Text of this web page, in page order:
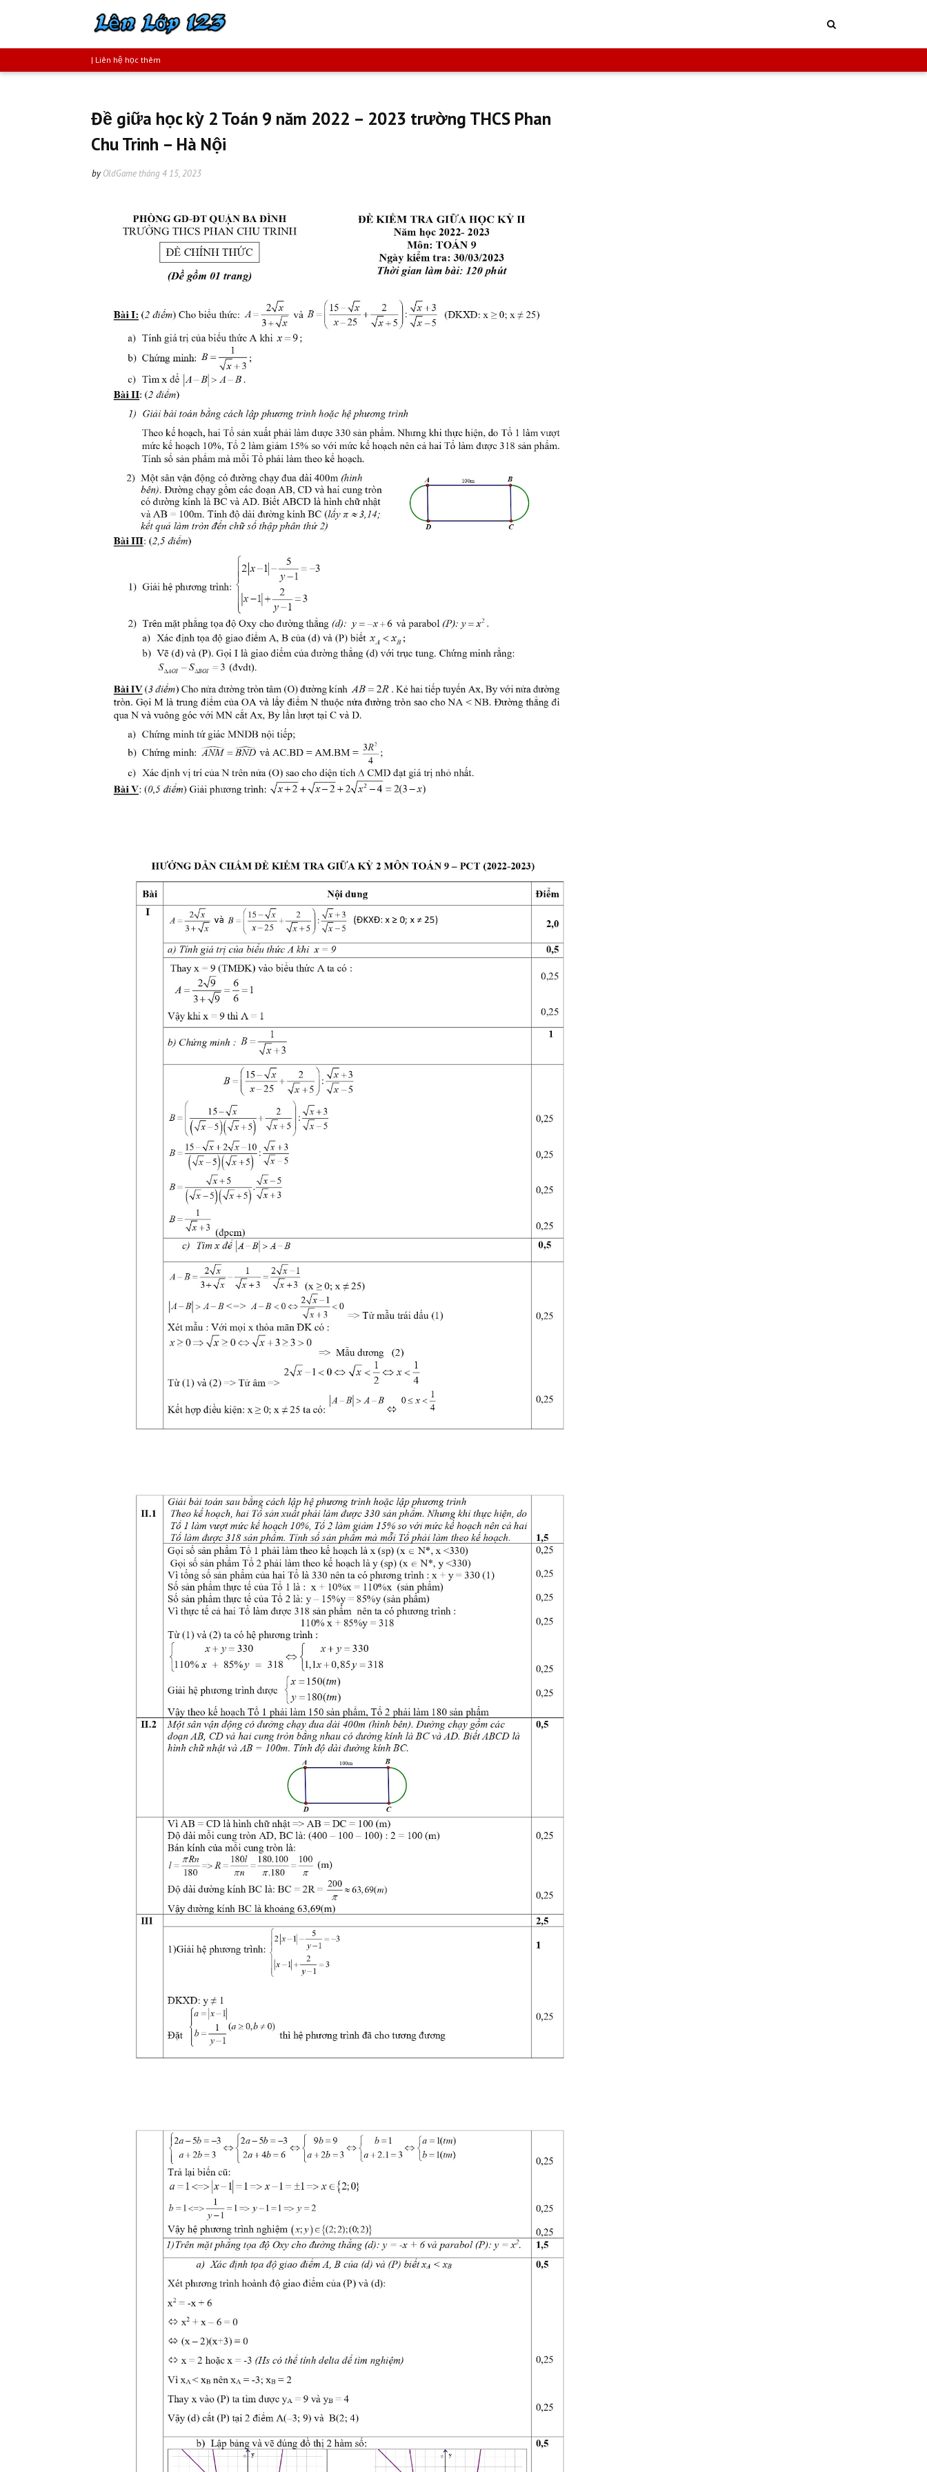
| Liên hệ học thêm
Đề giữa học kỳ 2 Toán 9 năm 2022 – 2023 trường THCS Phan
Chu Trinh – Hà Nội
by OldGame tháng 4 15, 2023